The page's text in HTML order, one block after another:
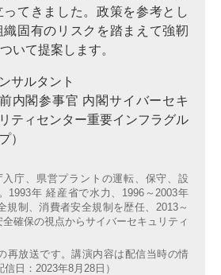
てきました。政策を参考とし
固有のリスクを踏まえて強靭
いて提案します。
サルタント
前内閣参事官 内閣サイバーセキ
ティセンター重要インフラグル
）
入庁、県営プラントの運転、保守、設
1993年 経産省で水力、1996～2003年
規制、消費者安全規制を歴任、2013～
確保の視点からサイバーセキュリティ
再放送です。講演内容は配信当時の情
日：2023年8月28日）